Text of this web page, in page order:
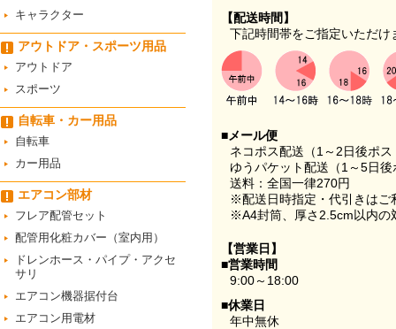
キャラクター
アウトドア・スポーツ用品
アウトドア
スポーツ
自転車・カー用品
自転車
カー用品
エアコン部材
フレア配管セット
配管用化粧カバー（室内用）
ドレンホース・パイプ・アクセ
サリ
エアコン機器据付台
エアコン用電材
【配送時間】
下記時間帯をご指定いただけ
■メール便
ネコポス配送（1～2日後ポ
ゆうパケット配送（1～5日
送料：全国一律270円
※配送日時指定・代引きはご
※A4封筒、厚さ2.5cm以内の
【営業日】
■営業時間
9:00～18:00
■休業日
年中無休